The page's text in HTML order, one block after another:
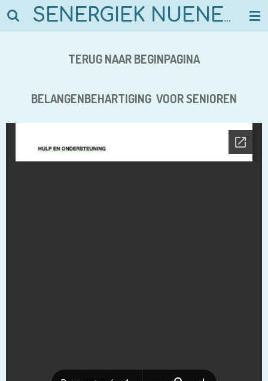
Ga
SENERGIEK NUENEN
TERUG NAAR BEGINPAGINA
BELANGENBEHARTIGING VOOR SENIOREN